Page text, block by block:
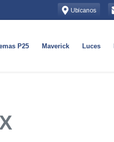
Ubícanos
P25 Maverick Luces